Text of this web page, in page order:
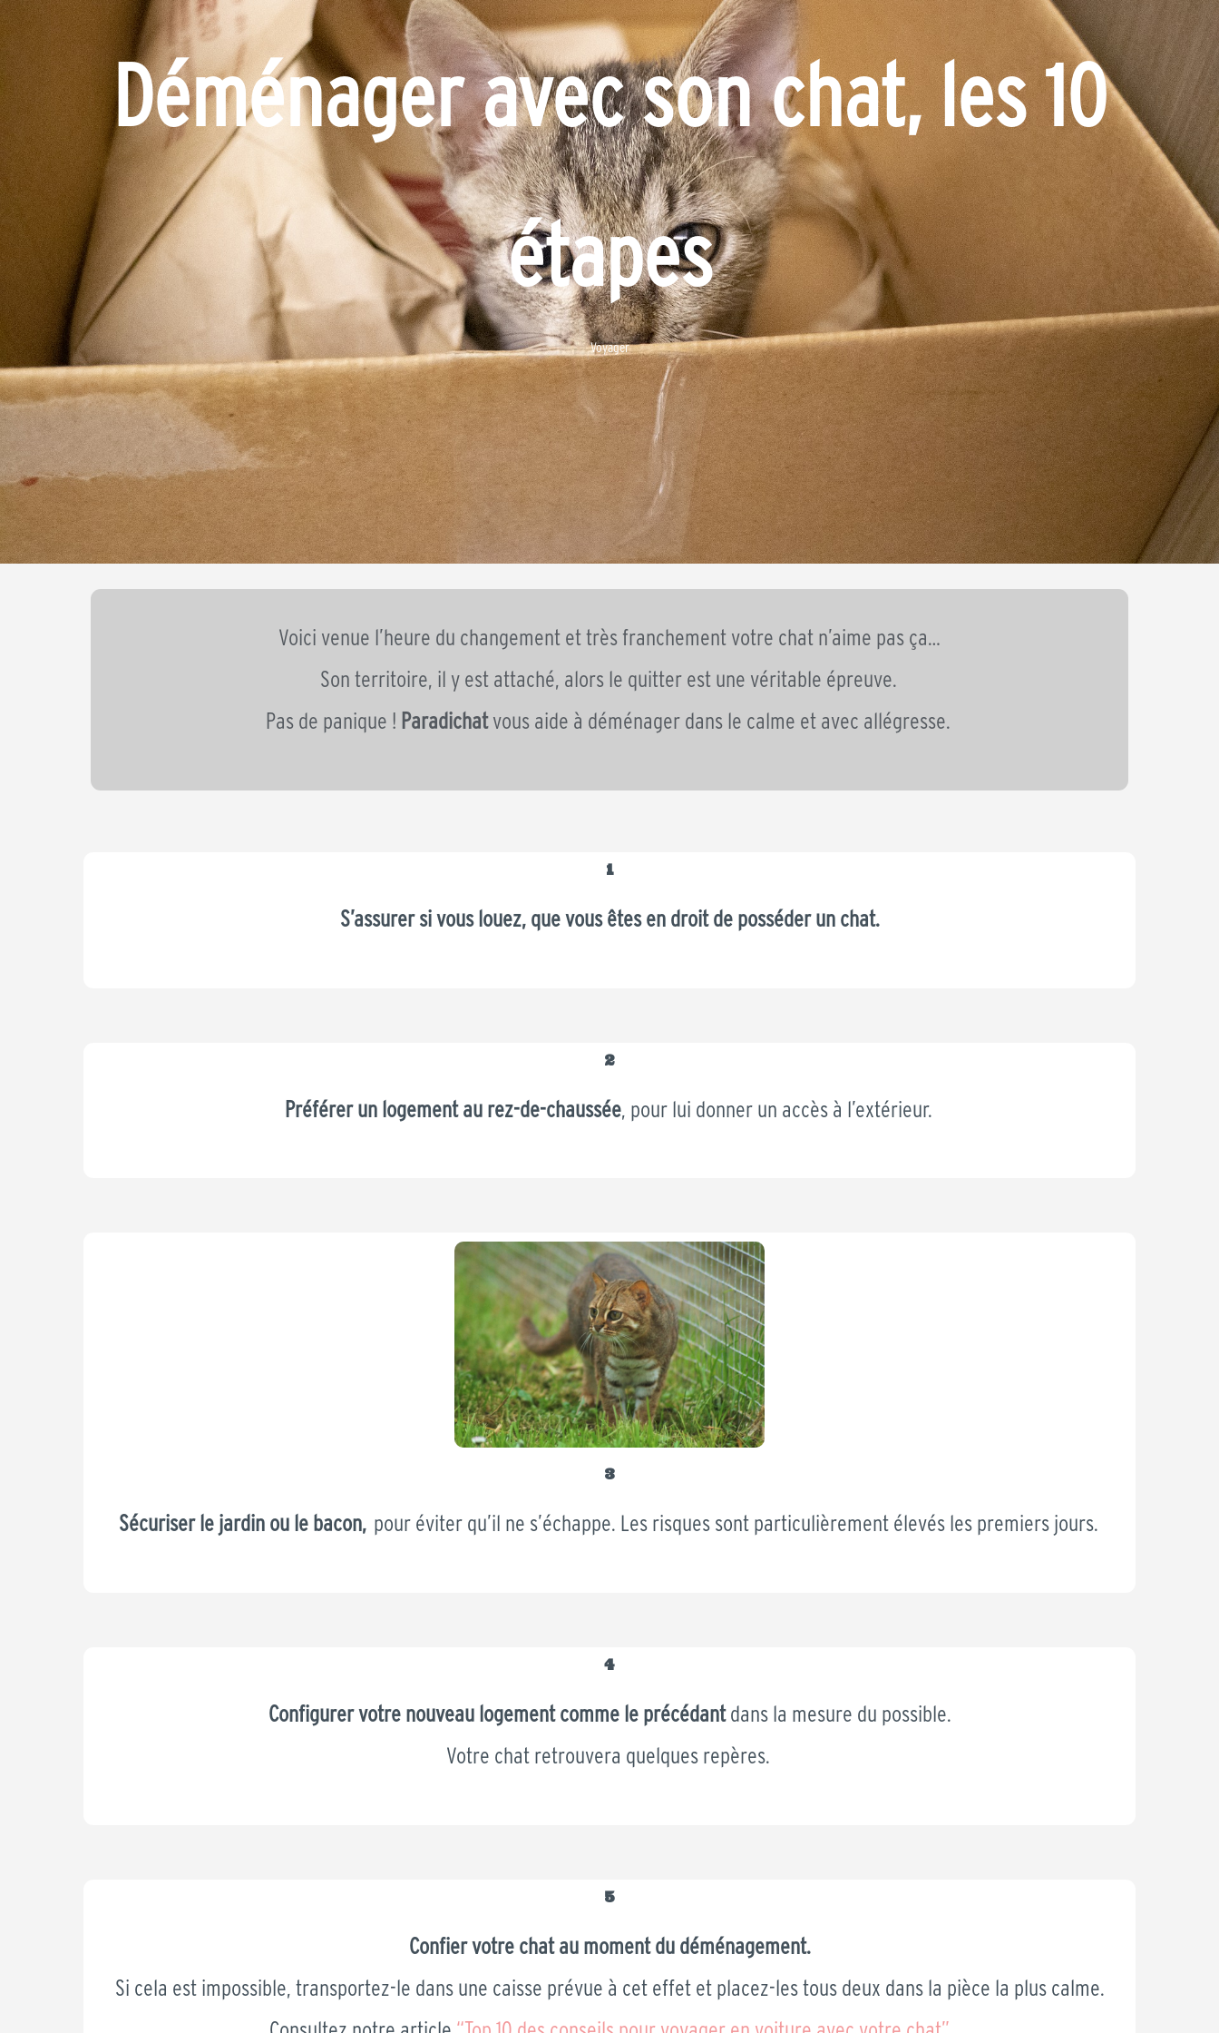
Déménager avec son chat, les 10
étapes
Voyager
Voici venue l’heure du changement et très franchement votre chat n’aime pas ça…
Son territoire, il y est attaché, alors le quitter est une véritable épreuve.
Pas de panique ! Paradichatvous aide à déménager dans le calme et avec allégresse.
1
S’assurer si vous louez, que vous êtes en droit de posséder un chat.
2
Préférer un logement au rez-de-chaussée, pour lui donner un accès à l’extérieur.
3
Sécuriser le jardin ou le bacon, pour éviter qu’il ne s’échappe. Les risques sont particulièrement élevés les premiers jours.
4
Configurer votre nouveau logement comme le précédantdans la mesure du possible.
Votre chat retrouvera quelques repères.
5
Confier votre chat au moment du déménagement.
Si cela est impossible, transportez-le dans une caisse prévue à cet effet et placez-les tous deux dans la pièce la plus calme.